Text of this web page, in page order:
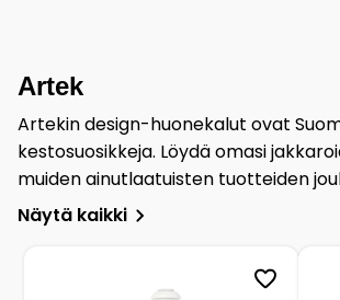
Artek
Artekin design-huonekalut ovat
kestosuosikkeja. Löydä omasi
muiden ainutlaatuisten tuotteiden
Näytä kaikki